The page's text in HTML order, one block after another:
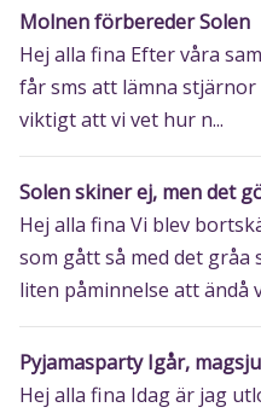
Molnen förbereder Solen
Hej alla fina Efter våra
får sms att lämna
viktigt att vi vet hur n...
Solen skiner ej, men det
Hej alla fina Vi blev
som gått så med det gråa
liten påminnelse att ändå
Pyjamasparty Igår,
Hej alla fina Idag är jag